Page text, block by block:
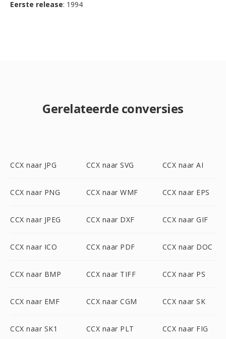
Eerste release: 1994
Gerelateerde conversies
CCX naar JPG CCX naar SVG CCX naar AI
CCX naar PNG CCX naar WMF CCX naar EPS
CCX naar JPEG CCX naar DXF CCX naar GIF
CCX naar ICO CCX naar PDF CCX naar DOC
CCX naar BMP CCX naar TIFF CCX naar PS
CCX naar EMF CCX naar CGM CCX naar SK
CCX naar SK1 CCX naar PLT CCX naar FIG